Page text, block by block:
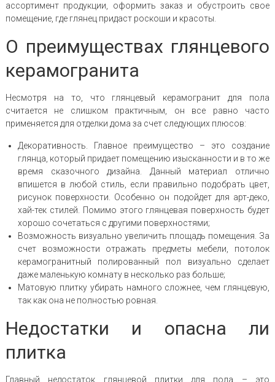
ассортимент продукции, оформить заказ и обустроить свое
помещение, где глянец придаст роскоши и красоты.
О преимуществах глянцевого
керамогранита
Несмотря на то, что глянцевый керамогранит для пола
считается не слишком практичным, он все равно часто
применяется для отделки дома за счет следующих плюсов:
Декоративность. Главное преимущество – это создание
глянца, который придает помещению изысканности и в то же
время сказочного дизайна. Данный материал отлично
впишется в любой стиль, если правильно подобрать цвет,
рисунок поверхности. Особенно он подойдет для арт-деко,
хай-тек стилей. Помимо этого глянцевая поверхность будет
хорошо сочетаться с другими поверхностями;
Возможность визуально увеличить площадь помещения. За
счет возможности отражать предметы мебели, потолок
керамогранитный полированный пол визуально сделает
даже маленькую комнату в несколько раз больше;
Матовую плитку убирать намного сложнее, чем глянцевую,
так как она не полностью ровная.
Недостатки и опасна ли
плитка
Главный недостаток глянцевой плитки для пола – это